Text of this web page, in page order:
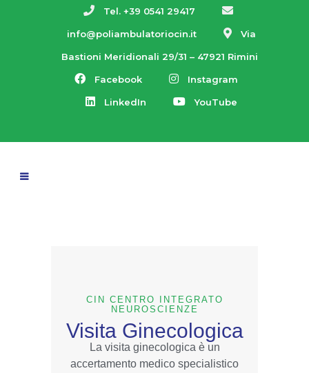
Tel. +39 0541 29417
info@poliambulatoriocin.it Via
Bastioni Meridionali 29/31 – 47921 Rimini
Facebook Instagram
LinkedIn YouTube
CIN CENTRO INTEGRATO
NEUROSCIENZE
Visita Ginecologica
La visita ginecologica è un
accertamento medico specialistico